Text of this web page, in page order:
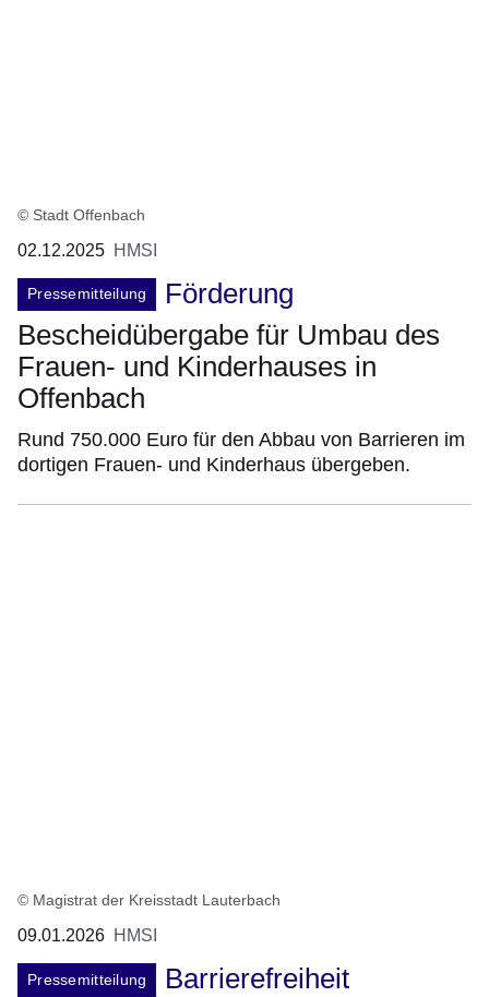
© Stadt Offenbach
02.12.2025 HMSI
Pressemitteilung
Förderung
Bescheidübergabe für Umbau des
Frauen- und Kinderhauses in
Offenbach
Rund 750.000 Euro für den Abbau von Barrieren im
dortigen Frauen- und Kinderhaus übergeben.
© Magistrat der Kreisstadt Lauterbach
09.01.2026 HMSI
Pressemitteilung
Barrierefreiheit